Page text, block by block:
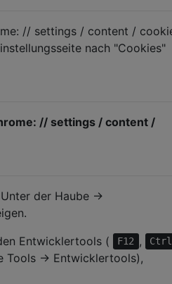
// settings / content /
nach "Cookies"
// settings / content /
der Haube →
Entwicklertools (
F12 , Ctrl
Tools → Entwicklertools),